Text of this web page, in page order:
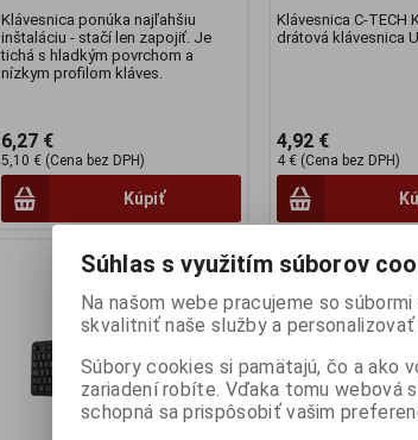
Klávesnica ponúka najľahšiu
inštaláciu - stačí len zapojiť. Je
tichá s hladkým povrchom a
nízkym profilom kláves.
6,27 €
5,10 € (Cena bez DPH)
Kúpiť
Klávesnica C-TECH
drátová klávesnica
4,92 €
4 € (Cena bez DPH)
Súhlas s využitím súborov
Na našom webe pracujeme so
skvalitniť naše služby a personalizovať
Súbory cookies si pamätajú, čo a ako
zariadení robíte. Vďaka tomu webová
schopná sa prispôsobiť vašim